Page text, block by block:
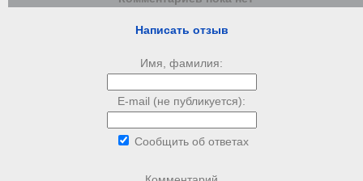
Написать отзыв
Имя, фамилия:
E-mail (не публикуется):
Сообщить об ответах